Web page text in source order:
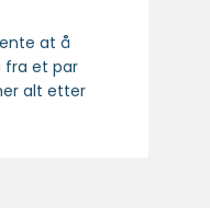
at å
fra et par
alt etter